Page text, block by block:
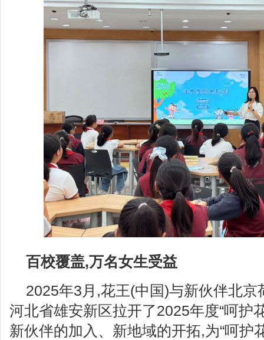
百校覆盖,万名女生受益
2025年3月,花王(中国)与新伙伴北
河北省雄安新区拉开了2025年度“呵护
新伙伴的加入、新地域的开拓,为“呵护